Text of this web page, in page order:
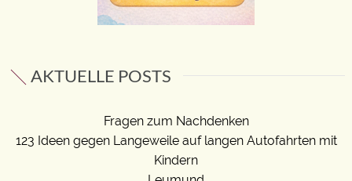
AKTUELLE POSTS
Fragen zum Nachdenken
123 Ideen gegen Langeweile auf langen Autofahrten mit
Kindern